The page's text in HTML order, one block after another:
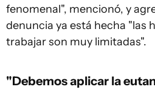
fenomenal", mencionó, y
denuncia ya está hecha "las
trabajar son muy limitadas".
"Debemos aplicar la